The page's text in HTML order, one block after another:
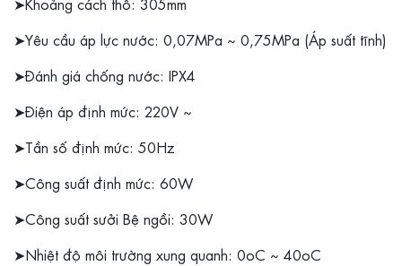
➤Yêu cầu áp lực nước: 0,07MPa ~ 0,75MPa (Áp suất tĩnh)
➤Đánh giá chống nước: IPX4
➤Điện áp định mức: 220V ~
➤Tần số định mức: 50Hz
➤Công suất định mức: 60W
➤Công suất sưởi Bệ ngồi: 30W
➤Nhiệt độ môi trường xung quanh: 0oC ~ 40oC